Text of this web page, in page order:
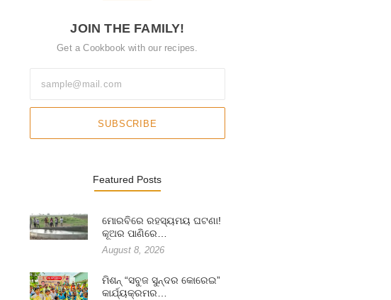
JOIN THE FAMILY!
Get a Cookbook with our recipes.
SUBSCRIBE
Featured Posts
ମୋରବିରେ ରହସ୍ୟମୟ ଘଟଣା!
କୂଅର ପାଣିରେ…
August 8, 2026
ମିଶନ୍ “ସବୁଜ ସୁନ୍ଦର କୋରେଇ”
କାର୍ଯ୍ୟକ୍ରମର…